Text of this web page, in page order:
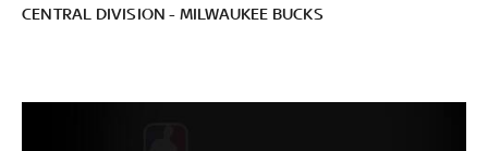
CENTRAL DIVISION - MILWAUKEE BUCKS